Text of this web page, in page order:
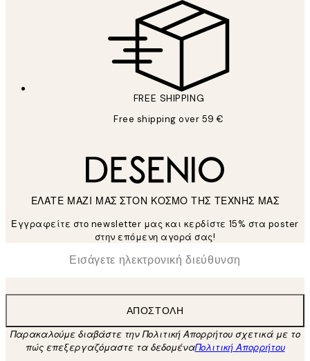
FREE SHIPPING
Free shipping over 59 €
ΕΛΑΤΕ ΜΑΖΙ ΜΑΣ ΣΤΟΝ ΚΟΣΜΟ ΤΗΣ ΤΕΧΝΗΣ ΜΑΣ
Εγγραφείτε στο newsletter μας και κερδίστε 15% στα poster
στην επόμενη αγορά σας!
Ηλεκτρονική Διεύθυνση
ΑΠΟΣΤΟΛΉ
Παρακαλούμε διαβάστε την Πολιτική Απορρήτου σχετικά με το
πώς επεξεργαζόμαστε τα δεδομέναΠολιτική Απορρήτου